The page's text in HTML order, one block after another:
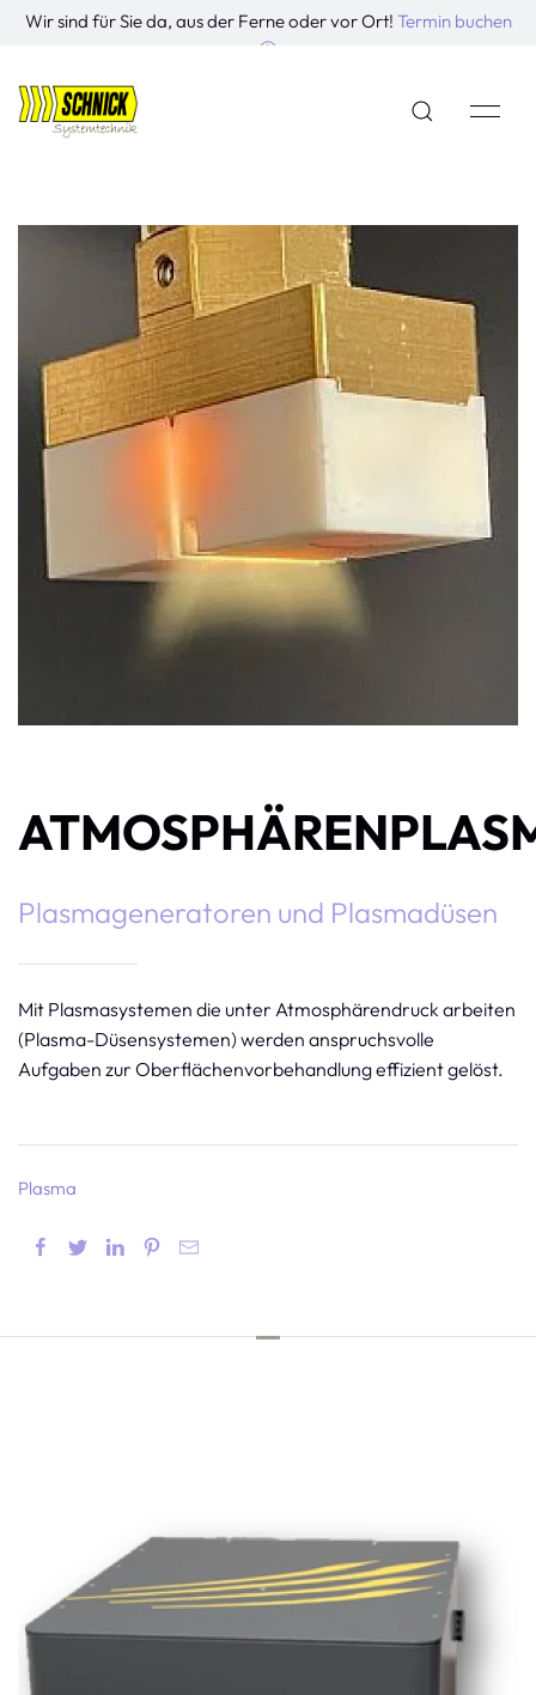
Wir sind für Sie da, aus der Ferne oder vor Ort! Termin buchen
Plasmageneratoren und Plasmadüsen
Mit Plasmasystemen die unter Atmosphärendruck arbeiten
(Plasma-Düsensystemen) werden anspruchsvolle
Aufgaben zur Oberflächenvorbehandlung effizient gelöst.
Plasma